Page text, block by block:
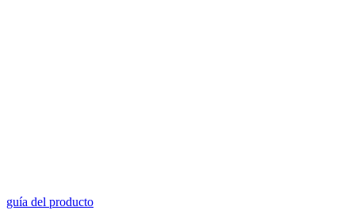
guía del producto